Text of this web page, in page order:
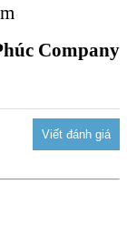
Company